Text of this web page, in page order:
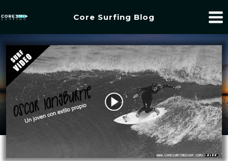
Core Surfing Blog